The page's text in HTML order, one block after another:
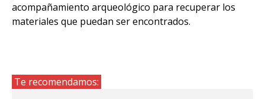
acompañamiento arqueológico para recuperar los
materiales que puedan ser encontrados.
Te recomendamos: